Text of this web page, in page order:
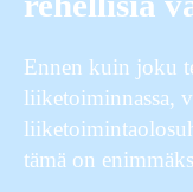
Ennen kuin joku
liiketoiminnassa,
tämä on